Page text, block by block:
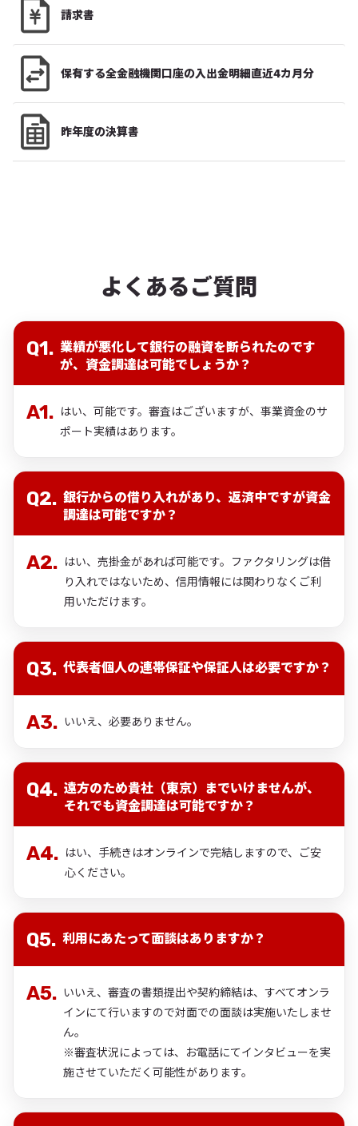
請求書
保有する全金融機関口座の入出金明細直近4カ月分
昨年度の決算書
よくあるご質問
業績が悪化して銀行の融資を断られたのです
が、資金調達は可能でしょうか？
はい、可能です。審査はございますが、事業資金のサ
ポート実績はあります。
銀行からの借り入れがあり、返済中ですが資金
調達は可能ですか？
はい、売掛金があれば可能です。ファクタリングは借
り入れではないため、信用情報には関わりなくご利
用いただけます。
代表者個人の連帯保証や保証人は必要ですか？
いいえ、必要ありません。
遠方のため貴社（東京）までいけませんが、
それでも資金調達は可能ですか？
はい、手続きはオンラインで完結しますので、ご安
心ください。
利用にあたって面談はありますか？
いいえ、審査の書類提出や契約締結は、すべてオンラ
インにて行いますので対面での面談は実施いたしませ
ん。
※審査状況によっては、お電話にてインタビューを実
施させていただく可能性があります。